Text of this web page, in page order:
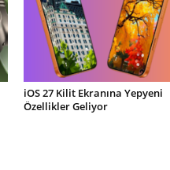
iOS 27 Kilit Ekranına Yepyeni
Özellikler Geliyor